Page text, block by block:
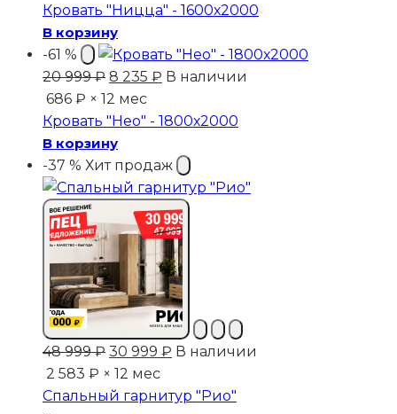
составляла
20
999 ₽.
15
Кровать "Ницца" - 1600х2000
В корзину
-61 %
20 999₽ Первоначальная
цена
составляла
20
999 ₽.
8 235 ₽ Текущая
8
В наличии
686 ₽ × 12 мес
Кровать "Нео" - 1800х2000
В корзину
-37 % Хит продаж
48 999₽ Первоначальная
цена
составляла
30 999 ₽ Текущая
30
В наличии
2 583 ₽ × 12 мес
Спальный гарнитур "Рио"